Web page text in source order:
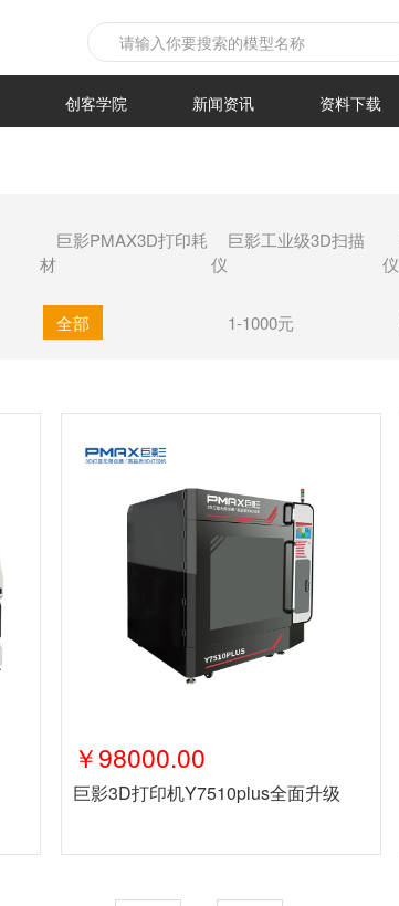
创客学院 新闻资讯 资料下载
巨影PMAX3D打印耗
材
巨影工业级3D扫描
仪
仪
全部 1-1000元
￥98000.00
巨影3D打印机Y7510plus全面升级